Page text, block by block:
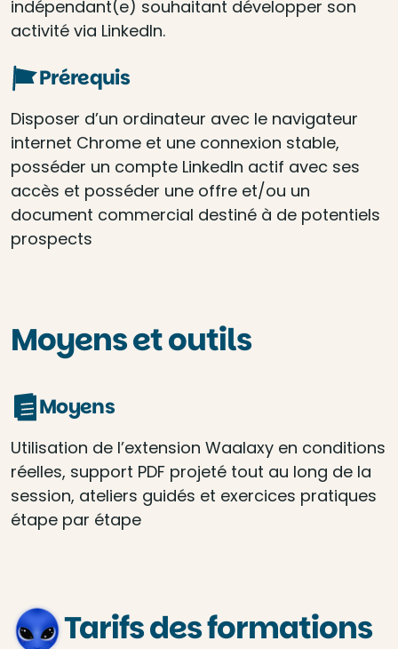
indépendant(e) souhaitant développer son
activité via LinkedIn.
Prérequis
Disposer d’un ordinateur avec le navigateur
internet Chrome et une connexion stable,
posséder un compte LinkedIn actif avec ses
accès et posséder une offre et/ou un
document commercial destiné à de potentiels
prospects
Moyens et outils
Moyens
Utilisation de l’extension Waalaxy en conditions
réelles, support PDF projeté tout au long de la
session, ateliers guidés et exercices pratiques
étape par étape
Tarifs des formations